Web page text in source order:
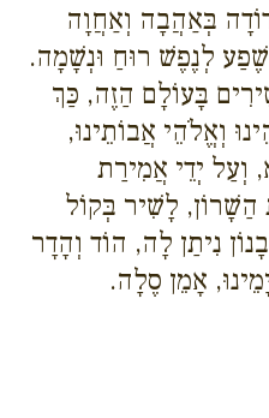
בְּאַהֲבָה וְאַחֲוָה
לְנֶפֶשׁ רוּחַ וּנְשָׁמָה.
בָּעוֹלָם הַזֶה, כַּךְ
וְאֱלֹהֵי אֲבוֹתֵינוּ,
יְדֵי אֲמִירַת
לָשִׁיר בְּקוֹל
נִיתַן לָה, הוֹד וְהָדָר
אָמֵן סֶלָה.